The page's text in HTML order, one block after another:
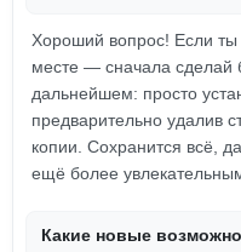
Хороший вопрос! Если ты
месте — сначала сделай
дальнейшем: просто
предварительно удалив
копии. Сохранится всё,
ещё более
Какие новые